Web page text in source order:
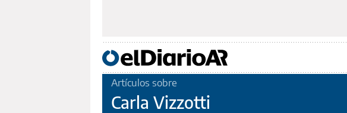
Artículos sobre
Carla Vizzotti